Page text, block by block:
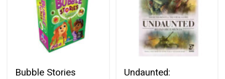
Bubble Stories
Undaunted: